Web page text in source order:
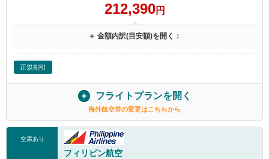
212,390円
＋ 金額内訳(目安額)を開く：
正規割引
フライトプランを開く
海外航空券の変更はこちらから
空席あり
フィリピン航空